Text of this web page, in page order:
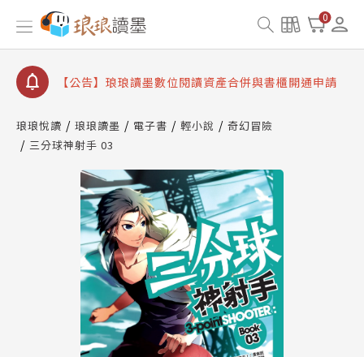
0
【公告】因 Readmoo 讀墨系統維護中，本站同步暫
停部分閱讀服務
【公告】琅琅讀墨數位閱讀資產合併與書櫃開通申請
【公告】琅琅讀墨書櫃開通常見問題
請圖文教學
【公告】琅琅書店服務升級重要說明及資產合併結果
【公告】因 Readmoo 讀墨系統維護中，本站同步暫
停部分閱讀服務
琅琅悅讀 琅琅讀墨 電子書 輕小說
奇幻冒險
三分球神射手 03